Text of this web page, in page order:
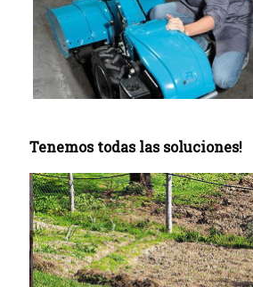
Tenemos todas las soluciones!